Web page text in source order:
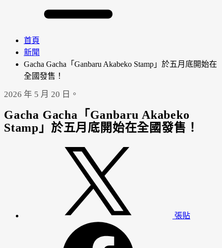
首頁
新聞
Gacha Gacha「Ganbaru Akabeko Stamp」於五月底開始在
全國發售！
2026 年 5 月 20 日。
Gacha Gacha「Ganbaru Akabeko
Stamp」於五月底開始在全國發售！
張貼